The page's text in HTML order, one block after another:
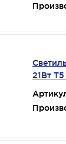
21Вт